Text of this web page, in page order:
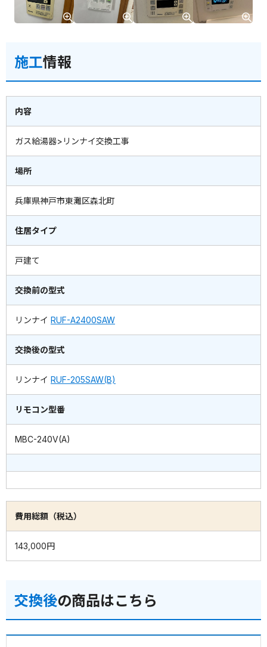
施工情報
内容
ガス給湯器>リンナイ交換工事
場所
兵庫県神戸市東灘区森北町
住居タイプ
戸建て
交換前の型式
リンナイ RUF-A2400SAW
交換後の型式
リンナイ RUF-205SAW(B)
リモコン型番
MBC-240V(A)
費用総額（税込）
143,000円
交換後の商品はこちら